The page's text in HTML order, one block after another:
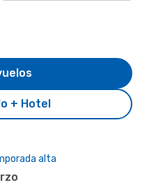
+ Hotel
alta